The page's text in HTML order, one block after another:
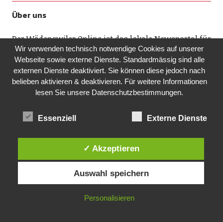
Über uns
Der Wädenswiler Online ist das lokale Newsportal für
Wädenswil mit seinen Ortsteilen Schönenberg,
Hütten, Au sowie für Richterswil und
Samstagern. Auf diesem Portal finden Sie alles
Lesenswerte über die drittgrösste Stadt im Kanton
Zürich. Ob Musik, Kunst, Fasnacht, Sport oder
spannende Vorträge: Dank unserem
Veranstaltungskalender wissen Sie, was lokal läuft.
Wir verwenden technisch notwendige Cookies auf unserer
Webseite sowie externe Dienste. Standardmässig sind alle
externen Dienste deaktiviert. Sie können diese jedoch nach
belieben aktivieren & deaktivieren. Für weitere Informationen
lesen Sie unsere Datenschutzbestimmungen.
Essenziell Externe Dienste
✓ Akzeptieren
Auswahl speichern
Personalisieren